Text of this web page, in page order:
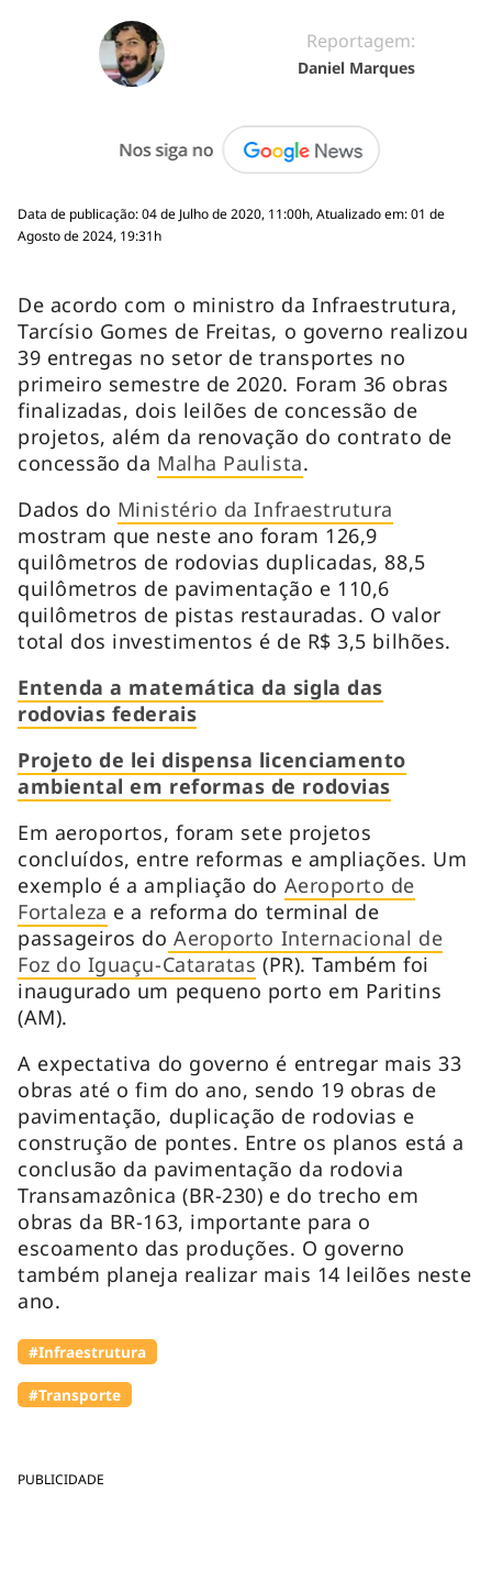
PUBLICIDADE
Reportagem:
Daniel Marques
Data de publicação: 04 de Julho de 2020, 11:00h, Atualizado em: 01 de
Agosto de 2024, 19:31h
De acordo com o ministro da Infraestrutura,
Tarcísio Gomes de Freitas, o governo realizou
39 entregas no setor de transportes no
primeiro semestre de 2020. Foram 36 obras
finalizadas, dois leilões de concessão de
projetos, além da renovação do contrato de
concessão da Malha Paulista.
Dados do Ministério da Infraestrutura
mostram que neste ano foram 126,9
quilômetros de rodovias duplicadas, 88,5
quilômetros de pavimentação e 110,6
quilômetros de pistas restauradas. O valor
total dos investimentos é de R$ 3,5 bilhões.
Entenda a matemática da sigla das
rodovias federais
Projeto de lei dispensa licenciamento
ambiental em reformas de rodovias
Em aeroportos, foram sete projetos
concluídos, entre reformas e ampliações. Um
exemplo é a ampliação do Aeroporto de
Fortaleza e a reforma do terminal de
passageiros do Aeroporto Internacional de
Foz do Iguaçu-Cataratas (PR). Também foi
inaugurado um pequeno porto em Paritins
(AM).
A expectativa do governo é entregar mais 33
obras até o fim do ano, sendo 19 obras de
pavimentação, duplicação de rodovias e
construção de pontes. Entre os planos está a
conclusão da pavimentação da rodovia
Transamazônica (BR-230) e do trecho em
obras da BR-163, importante para o
escoamento das produções. O governo
também planeja realizar mais 14 leilões neste
ano.
#Infraestrutura
#Transporte